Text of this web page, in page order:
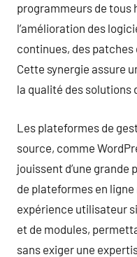
programmeurs de tous
l’amélioration des
continues, des
Cette synergie assure
la qualité des solutions
Les plateformes de
source, comme
jouissent d’une
de plateformes en
expérience utilisateur
et de modules,
sans exiger une